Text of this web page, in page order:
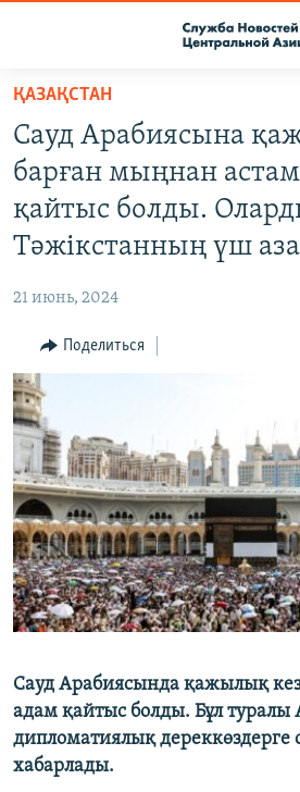
Вернуться
основному
содержанию
Вернутся
главной
Вернутся
поиску
ПОДПИСКА
КОНТАКТЫ
RFE/RL ДИРЕКТ
МИГРАНТ МЕДИА
ҚАЗАҚСТАН
Сауд Арабиясына
барған мыңнан
қайтыс болды.
Тәжікстанның үш
21 июнь, 2024
Поделиться
Сауд Арабиясында қажылық
адам қайтыс болды. Бұл туралы
дипломатиялық дереккөздерге
хабарлады.